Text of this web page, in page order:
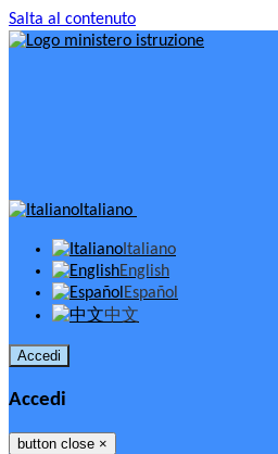
Salta al contenuto
Italiano
Italiano
English
Español
中文
Accedi
Accedi
button close ×